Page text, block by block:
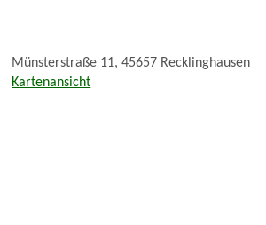
Münsterstraße 11, 45657 Recklinghausen
Kartenansicht